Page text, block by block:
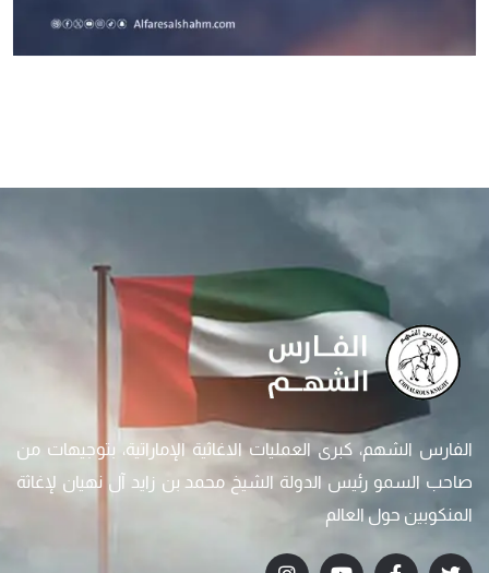
الفارس الشهم، كبرى العمليات الاغاثية الإماراتية، بتوجيهات من
صاحب السمو رئيس الدولة الشيخ محمد بن زايد آل نهيان لإغاثة
المنكوبين حول العالم